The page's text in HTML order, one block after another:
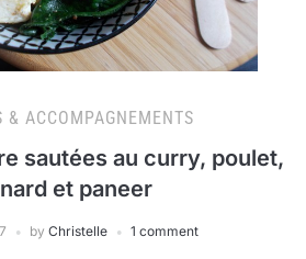
& ACCOMPAGNEMENTS
sautées au curry, poulet,
et paneer
by Christelle 1 comment